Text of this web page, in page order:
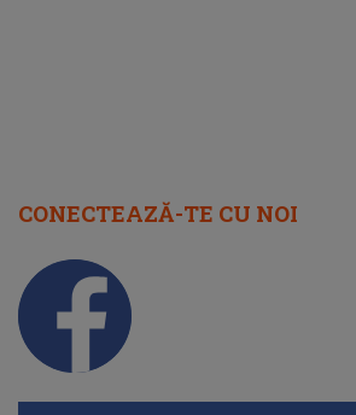
CONECTEAZĂ-TE CU NOI